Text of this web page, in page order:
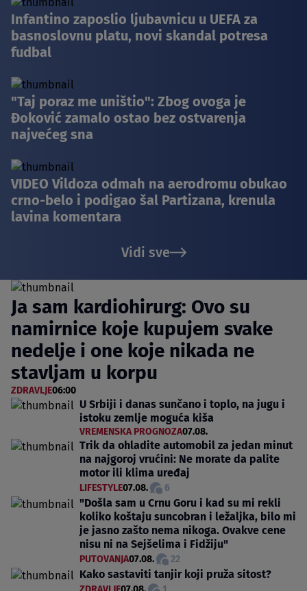
Infantino zaposlio ljubavnicu u UEFA za
basnoslovnu platu, novi skandal potresa
fudbal
"Taj poraz me uništio": Zbog ovoga je
Đoković zamalo ostao bez ostvarenja
najvećeg sna
VIDEO Vildoza odmah na aerodromu obukao
crno-belo i podigao šal Partizana, krenula
lavina komentara
Vidi sve
Ja sam kardiohirurg: Ovo su
namirnice koje kupujem svake
nedelje i one koje nikada ne
stavljam u korpu
ZDRAVLJE06:00
U Srbiji i danas sunčano i toplo, na jugu i
istoku zemlje moguća kiša
VREMENSKA PROGNOZA07.08.
Trik da ohladite automobil za jedan minut
na najgoroj vrućini: Ne morate da palite
motor ili klima uređaj
LIFESTYLE07.08. 6
"Došla sam u Crnu Goru i kad su mi rekli
koliko koštaju suncobran i ležaljka, bilo mi
je jasno zašto nema nikoga. Ovakve cene
nisu ni na Sejšelima i Fidžiju"
PUTOVANJA07.08. 22
Kako sastaviti tanjir koji pruža sitost?